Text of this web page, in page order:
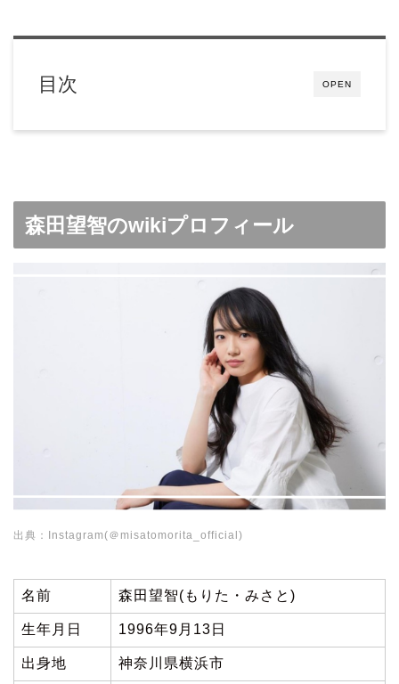
OPEN
目次
森田望智のwikiプロフィール
出典：Instagram(＠misatomorita_official)
名前 森田望智(もりた・みさと)
生年月日 1996年9月13日
出身地 神奈川県横浜市